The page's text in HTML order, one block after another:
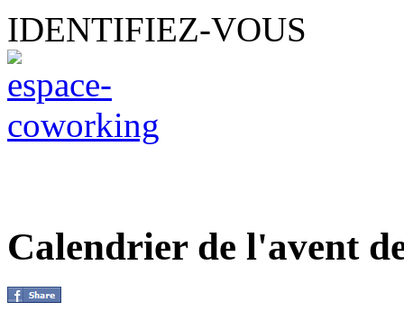
IDENTIFIEZ-VOUS
Calendrier de l'avent